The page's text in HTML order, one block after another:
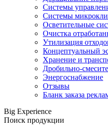
Системы
Системы
Осветительные
Очистка
Утилизация
Концептуальный
Хранение и
Дробильно-
Энергоснабжение
Отзывы
Бланк заказа
Big Experience
Поиск продукции